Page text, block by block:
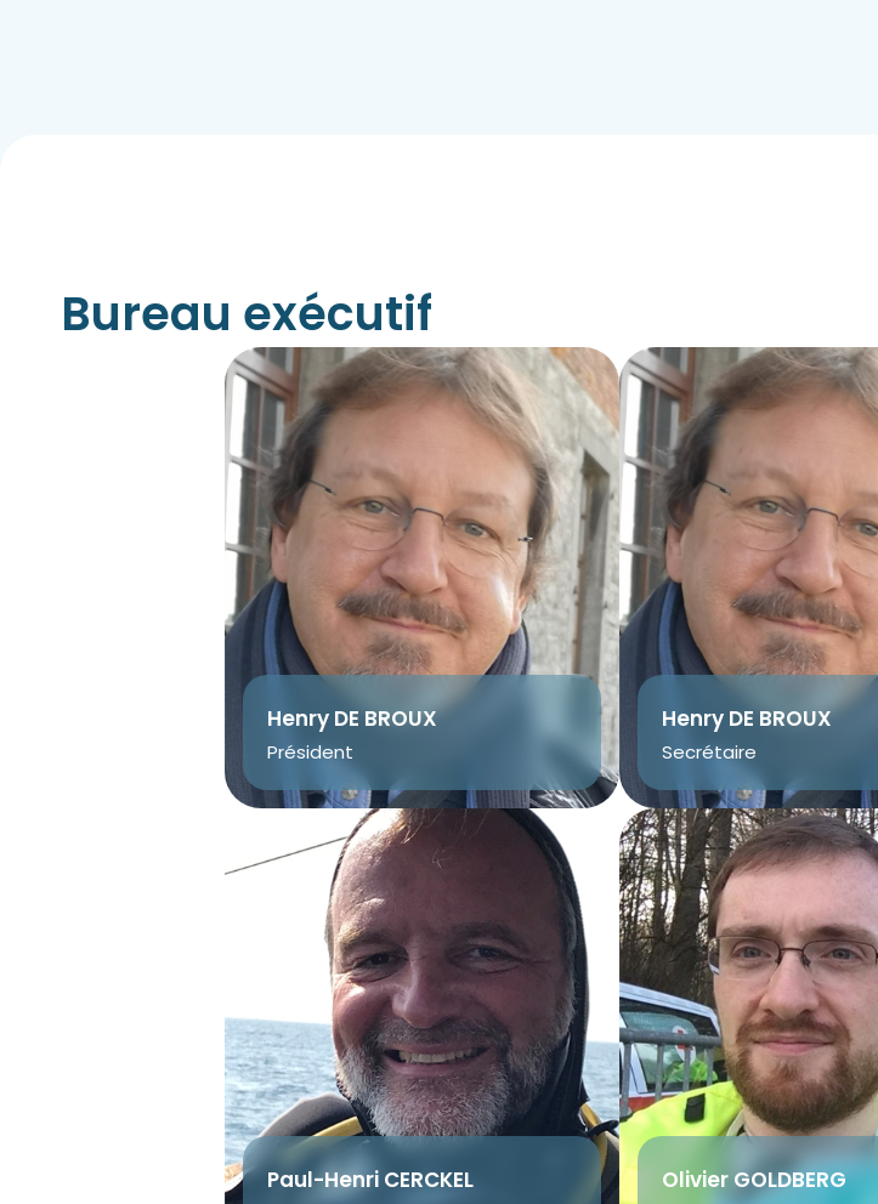
Bureau exécutif
Henry DE BROUX
Président
Henry DE BROUX
Secrétaire
Paul-Henri CERCKEL Olivier GOLDBERG